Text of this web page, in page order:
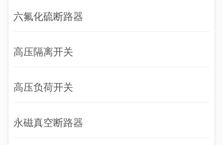
六氟化硫断路器
高压隔离开关
高压负荷开关
永磁真空断路器